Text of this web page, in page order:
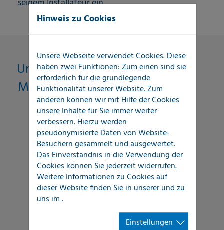
Unsere technischen
Messverfahren im Überblick
Druckprüfung
Elektroakustik
Thermografie
Inspektionskamera
Feuchtigkeitsmessung
Hinweis zu Cookies
Unsere Webseite verwendet Cookies. Diese
haben zwei Funktionen: Zum einen sind sie
erforderlich für die grundlegende
Funktionalität unserer Website. Zum
anderen können wir mit Hilfe der Cookies
unsere Inhalte für Sie immer weiter
verbessern. Hierzu werden
pseudonymisierte Daten von Website-
Besuchern gesammelt und ausgewertet.
Das Einverständnis in die Verwendung der
Cookies können Sie jederzeit widerrufen.
Weitere Informationen zu Cookies auf
dieser Website finden Sie in unsererund zu
uns im.
Einstellungen